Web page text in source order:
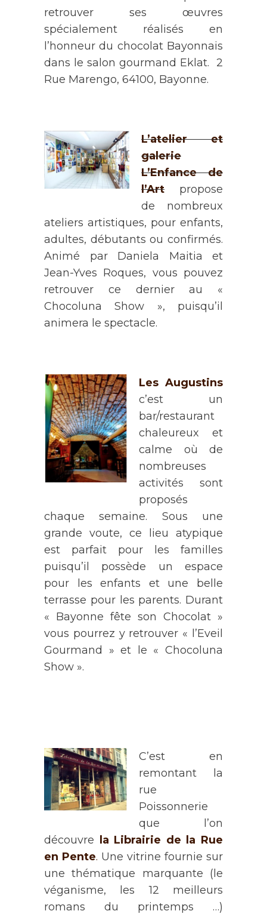
retrouver ses œuvres
spécialement réalisés en
l’honneur du chocolat Bayonnais
dans le salon gourmand Eklat. 2
Rue Marengo, 64100, Bayonne.
L’atelier et
galerie
L’Enfance de
l’Art propose
de nombreux
ateliers artistiques, pour enfants,
adultes, débutants ou confirmés.
Animé par Daniela Maitia et
Jean-Yves Roques, vous pouvez
retrouver ce dernier au «
Chocoluna Show », puisqu’il
animera le spectacle.
Les Augustins
c’est un
bar/restaurant
chaleureux et
calme où de
nombreuses
activités sont
proposés
chaque semaine. Sous une
grande voute, ce lieu atypique
est parfait pour les familles
puisqu’il possède un espace
pour les enfants et une belle
terrasse pour les parents. Durant
« Bayonne fête son Chocolat »
vous pourrez y retrouver « l’Eveil
Gourmand » et le « Chocoluna
Show ».
C’est en
remontant la
rue
Poissonnerie
que l’on
découvre
la Librairie de la Rue
en Pente. Une vitrine fournie sur
une thématique marquante (le
véganisme, les 12 meilleurs
romans du printemps …)